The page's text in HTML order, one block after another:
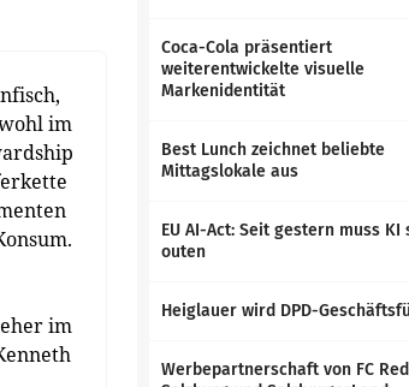
im
im
Coca-Cola präsentiert
weiterentwickelte visuelle
Markenidentität
Best Lunch zeichnet beliebte
Mittagslokale aus
EU AI-Act: Seit gestern muss KI
outen
Heiglauer wird DPD-
Werbepartnerschaft von FC